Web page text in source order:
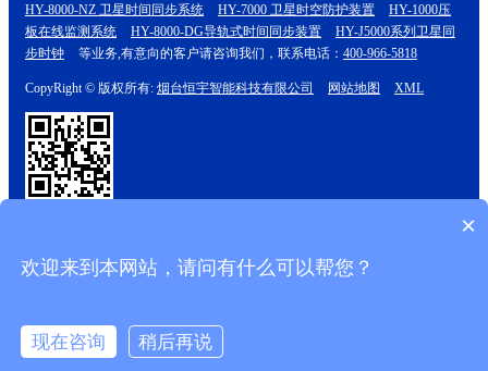
HY-8000-NZ 卫星时间同步系统
HY-7000 卫星时空防护装置
HY-1000压
板在线监测系统
HY-8000-DG导轨式时间同步装置
HY-J5000系列卫星同
步时钟
等业务,有意向的客户请咨询我们，联系电话： 400-966-5818
CopyRight © 版权所有: 烟台恒宇智能科技有限公司 网站地图 XML
电话咨询 短信咨询
×
欢迎来到本网站，请问有什么可以帮您？
现在咨询 稍后再说